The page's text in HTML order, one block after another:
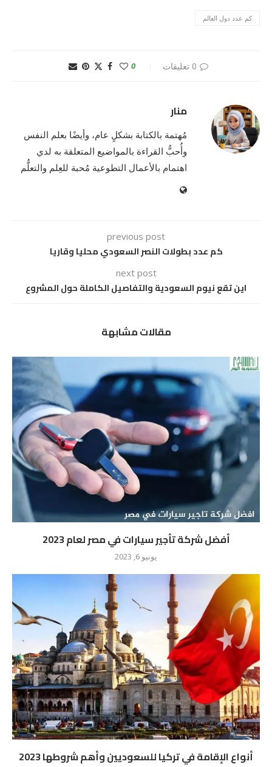
كم عدد دول العالم
0 تعليقات 0
منار
مُهتمة بالكتابة بشكلٍ عام، وأيضًا بعلم النفس
وأُحبُّ القراءة بالمواضيع المتعلقة به لدي
اهتمام بالأعمال التطوعية مُحبة للعِلم والتعلُّم
previous post
كم عدد بطولات النصر السعودي محليا وقاريا
next post
اين تقع نيوم السعودية والتفاصيل الكاملة حول المشروع
مقالات مشابهة
أفضل شركة تأجير سيارات في مصر لعام 2023
يونيو 6, 2023
أنواع الإقامة في تركيا للسعوديين وأهم شروطها 2023